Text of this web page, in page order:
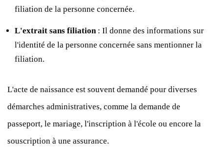
filiation de la personne concernée.
L'extrait sans filiation: Il donne des informations sur
l'identité de la personne concernée sans mentionner la
filiation.
L'acte de naissance est souvent demandé pour diverses
démarches administratives, comme la demande de
passeport, le mariage, l'inscription à l'école ou encore la
souscription à une assurance.